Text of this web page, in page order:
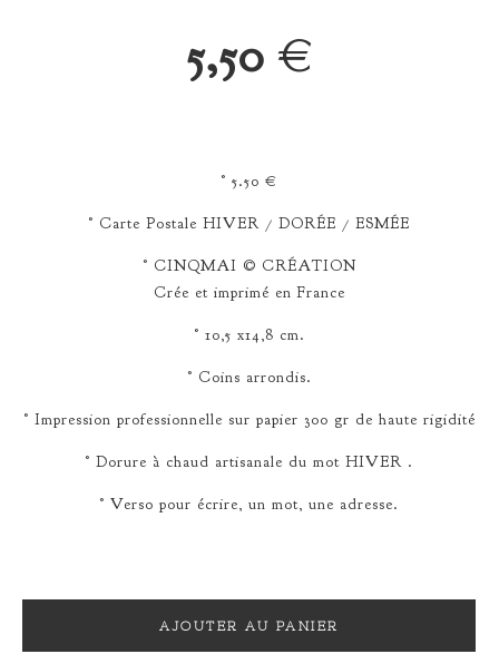
5,50 €
° 5.50 €
° Carte Postale HIVER / DORÉE / ESMÉE
° CINQMAI © CRÉATION
Crée et imprimé en France
° 10,5 x14,8 cm.
° Coins arrondis.
° Impression professionnelle sur papier 300 gr de haute rigidité
° Dorure à chaud artisanale du mot HIVER .
° Verso pour écrire, un mot, une adresse.
AJOUTER AU PANIER